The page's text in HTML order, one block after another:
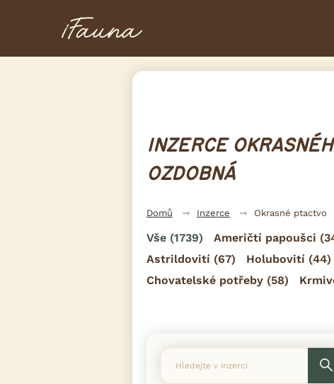
INZERCE
OZDOBNÁ
Domů Inzerce Okrasné ptactvo
Vše (1739) Američtí papoušci
Astrildovití (67) Holubovití (44)
Chovatelské potřeby (58)